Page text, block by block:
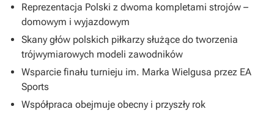
Reprezentacja Polski z dwoma kompletami strojów –
domowym i wyjazdowym
Skany głów polskich piłkarzy służące do tworzenia
trójwymiarowych modeli zawodników
Wsparcie finału turnieju im. Marka Wielgusa przez EA
Sports
Współpraca obejmuje obecny i przyszły rok